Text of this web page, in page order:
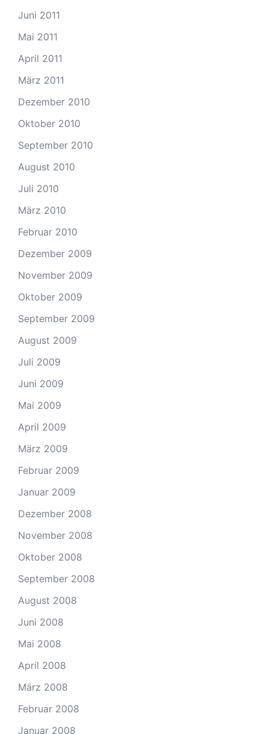
Juni 2011
Mai 2011
April 2011
März 2011
Dezember 2010
Oktober 2010
September 2010
August 2010
Juli 2010
März 2010
Februar 2010
Dezember 2009
November 2009
Oktober 2009
September 2009
August 2009
Juli 2009
Juni 2009
Mai 2009
April 2009
März 2009
Februar 2009
Januar 2009
Dezember 2008
November 2008
Oktober 2008
September 2008
August 2008
Juni 2008
Mai 2008
April 2008
März 2008
Februar 2008
Januar 2008